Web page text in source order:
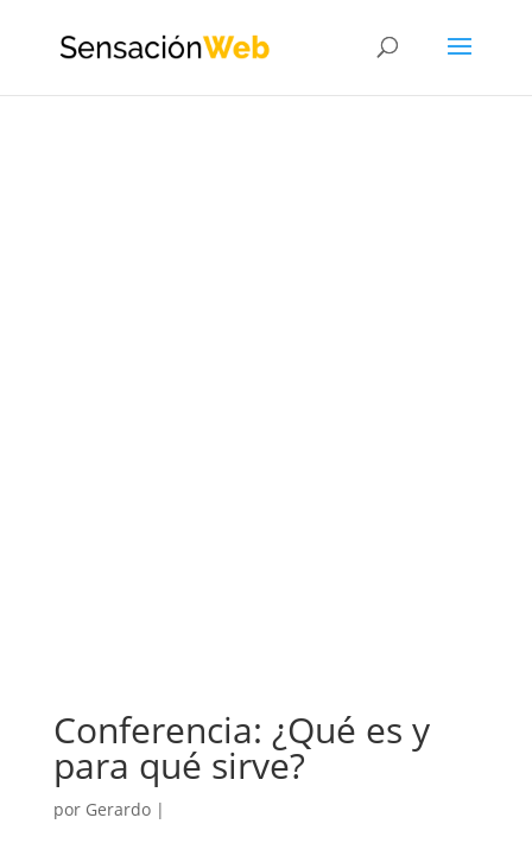
Conferencia: ¿Qué es y
para qué sirve?
por Gerardo|